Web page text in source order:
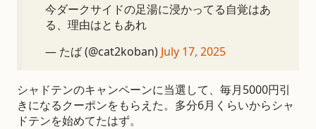
今ダークサイドの足湯に浸かってる自覚はあ
る、理由はともあれ
— たば (@cat2koban) July 17, 2025
シャドテンのキャンペーンに当選して、毎月5000円引
きになるクーポンをもらえた。多分6月くらいからシャ
ドテンを始めてたはず。